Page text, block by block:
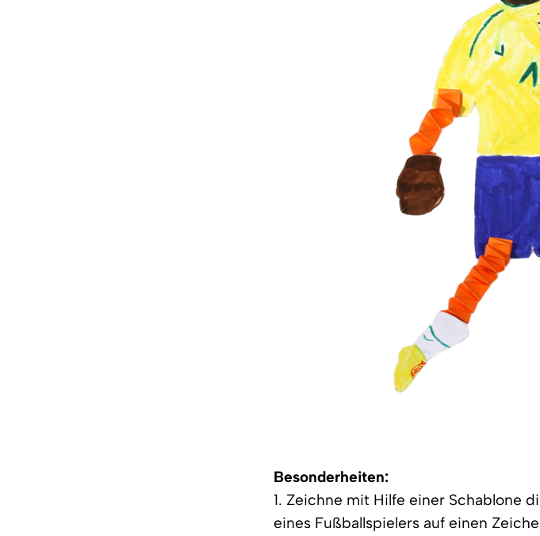
Besonderheiten:
1. Zeichne mit Hilfe einer Schablone
eines Fußballspielers auf einen